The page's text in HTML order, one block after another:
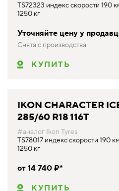
TS72323 индекс скорости 190
1250 кг
Уточняйте цену у
Снята с производства
КУПИТЬ
IKON CHARACTER
285/60 R18 116T
#аналог Ikon Tyres
TS78017 индекс скорости 190
1250 кг
от 14 740 ₽*
КУПИТЬ